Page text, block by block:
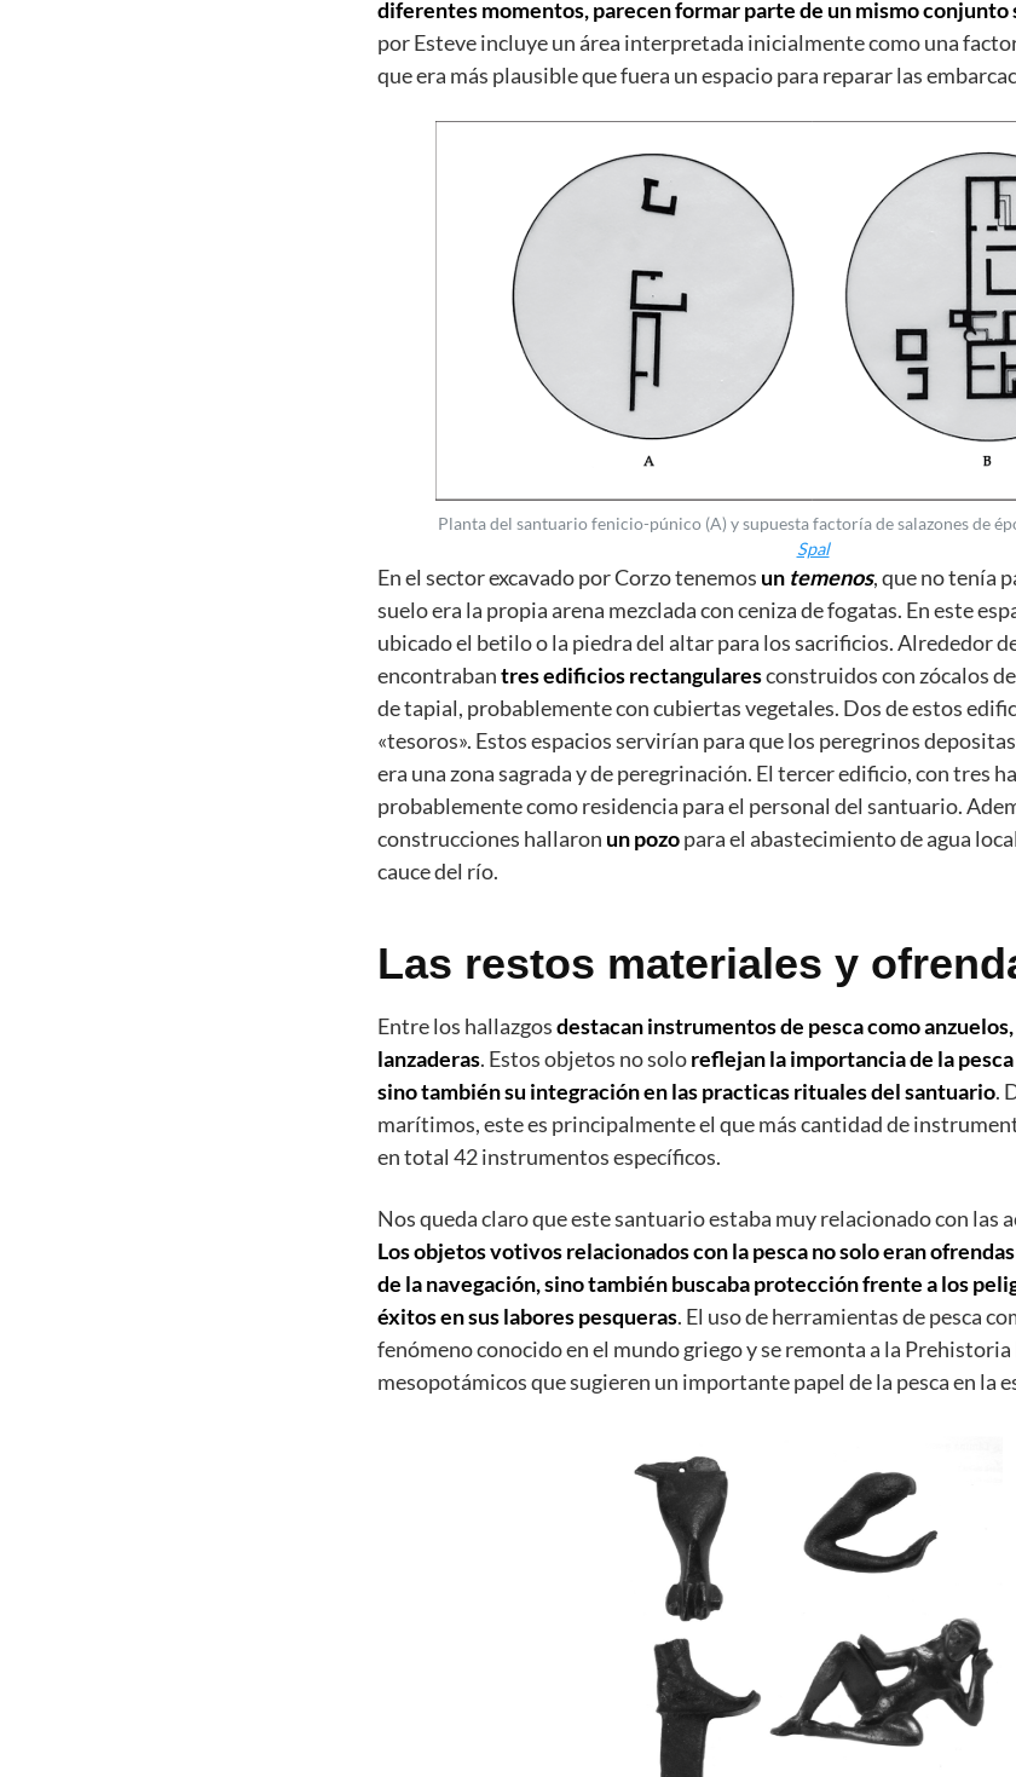
diferentes momentos, parecen formar parte de un mismo conjunto
por Esteve incluye un área interpretada inicialmente como una
que era más plausible que fuera un espacio para reparar las
Planta del santuario fenicio-púnico (A) y supuesta factoría de salazones de
Spal
En el sector excavado por Corzo tenemos un temenos, que no tenía
suelo era la propia arena mezclada con ceniza de fogatas. En este
ubicado el betilo o la piedra del altar para los sacrificios. Alrededor
encontrabantres edificios rectangularesconstruidos con zócalos
de tapial, probablemente con cubiertas vegetales. Dos de estos
«tesoros». Estos espacios servirían para que los peregrinos
era una zona sagrada y de peregrinación. El tercer edificio, con tres
probablemente como residencia para el personal del santuario​.
construcciones hallaron un pozopara el abastecimiento de agua
cauce del río.
Las restos materiales y
Entre los hallazgosdestacan instrumentos de pesca como
lanzaderas. Estos objetos no soloreflejan la importancia de la
sino también su integración en las practicas rituales del santuario.
marítimos, este es principalmente el que más cantidad de
en total 42 instrumentos específicos.
Nos queda claro que este santuario estaba muy relacionado con las
Los objetos votivos relacionados con la pesca no solo eran
de la navegación, sino también buscaba protección frente a los
éxitos en sus labores pesqueras. El uso de herramientas de pesca
fenómeno conocido en el mundo griego y se remonta a la
mesopotámicos que sugieren un importante papel de la pesca en la